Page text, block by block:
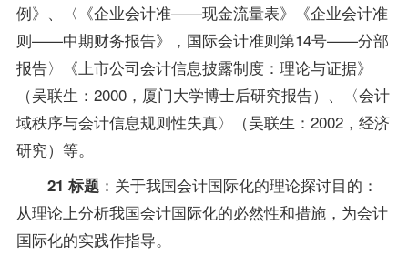
例》、〈《企业会计准——现金流量表》《企业会计准
则——中期财务报告》，国际会计准则第14号——分部
报告〉《上市公司会计信息披露制度：理论与证据》
（吴联生：2000，厦门大学博士后研究报告）、〈会计
域秩序与会计信息规则性失真〉（吴联生：2002，经济
研究）等。
21 标题：关于我国会计国际化的理论探讨目的：
从理论上分析我国会计国际化的必然性和措施，为会计
国际化的实践作指导。